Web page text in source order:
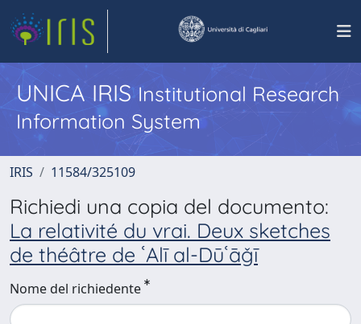
UNICA IRISInstitutional Research
Information System
IRIS 11584/325109
Richiedi una copia del documento:
La relativité du vrai. Deux sketches
de théâtre de ʿAlī al-Dūʿāǧī
Nome del richiedente